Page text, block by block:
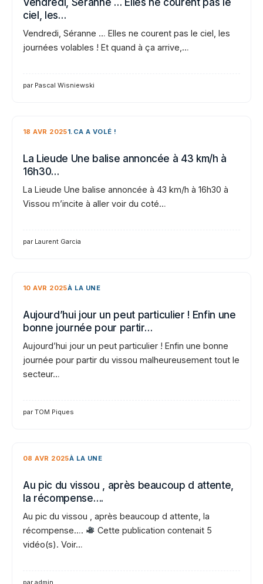
ciel, les…
Vendredi, Séranne … Elles ne courent pas le ciel, les
journées volables ! Et quand à ça arrive,…
par Pascal Wisniewski
18 AVR 20251.CA A VOLÉ !
La Lieude Une balise annoncée à 43 km/h à
16h30…
La Lieude Une balise annoncée à 43 km/h à 16h30 à
Vissou m’incite à aller voir du coté…
par Laurent Garcia
10 AVR 2025À LA UNE
Aujourd’hui jour un peut particulier ! Enfin une
bonne journée pour partir…
Aujourd’hui jour un peut particulier ! Enfin une bonne
journée pour partir du vissou malheureusement tout le
secteur…
par TOM Piques
08 AVR 2025À LA UNE
Au pic du vissou , après beaucoup d attente,
la récompense….
Au pic du vissou , après beaucoup d attente, la
récompense….
Cette publication contenait 5
vidéo(s). Voir…
par admin